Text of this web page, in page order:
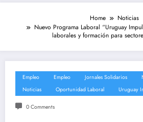
Home
Noticias
Nuevo Programa Laboral “Uruguay
laborales y formación para
Empleo Empleo Jornales Solidarios
Noticias
Oportunidad Laboral Uruguay
0 Comments